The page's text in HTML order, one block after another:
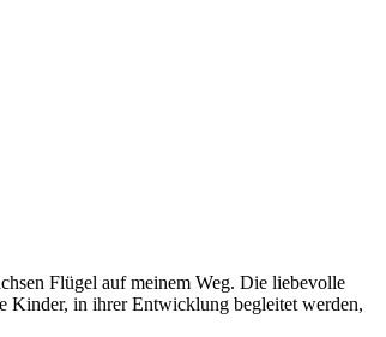
Flügel auf meinem Weg. Die liebevolle
Kinder, in ihrer Entwicklung begleitet werden,